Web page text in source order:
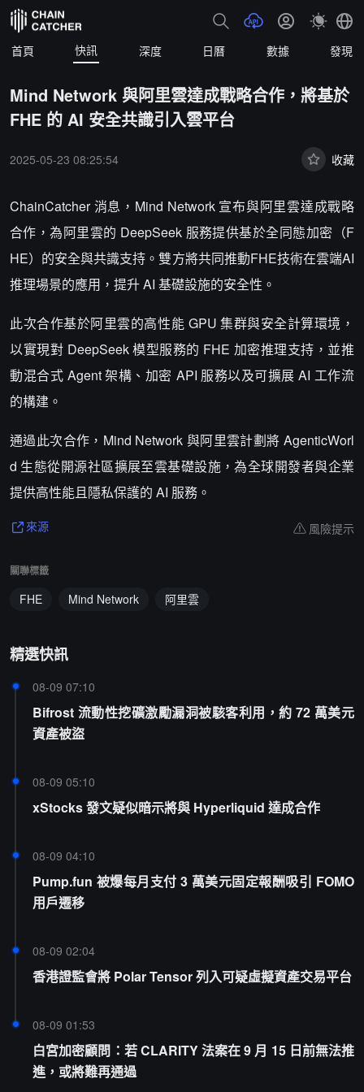
首頁 快訊 深度 日曆 數據 發現
Mind Network 與阿里雲達成戰略合作，將基於
FHE 的 AI 安全共識引入雲平台
2025-05-23 08:25:54 收藏
ChainCatcher 消息，Mind Network 宣布與阿里雲達成戰略
合作，為阿里雲的 DeepSeek 服務提供基於全同態加密（F
HE）的安全與共識支持。雙方將共同推動FHE技術在雲端AI
推理場景的應用，提升 AI 基礎設施的安全性。
此次合作基於阿里雲的高性能 GPU 集群與安全計算環境，
以實現對 DeepSeek 模型服務的 FHE 加密推理支持，並推
動混合式 Agent 架構、加密 API 服務以及可擴展 AI 工作流
的構建。
通過此次合作，Mind Network 與阿里雲計劃將 AgenticWorl
d 生態從開源社區擴展至雲基礎設施，為全球開發者與企業
提供高性能且隱私保護的 AI 服務。
來源 風險提示
關聯標籤
FHE Mind Network 阿里雲
精選快訊
08-09 07:10
Bifrost 流動性挖礦激勵漏洞被駭客利用，約 72 萬美元
資產被盜
08-09 05:10
xStocks 發文疑似暗示將與 Hyperliquid 達成合作
08-09 04:10
Pump.fun 被爆每月支付 3 萬美元固定報酬吸引 FOMO
用戶遷移
08-09 02:04
香港證監會將 Polar Tensor 列入可疑虛擬資產交易平台
08-09 01:53
白宮加密顧問：若 CLARITY 法案在 9 月 15 日前無法推
進，或將難再通過